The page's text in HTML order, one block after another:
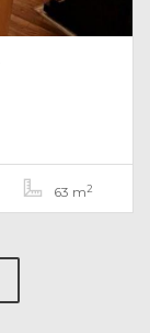
63 m2